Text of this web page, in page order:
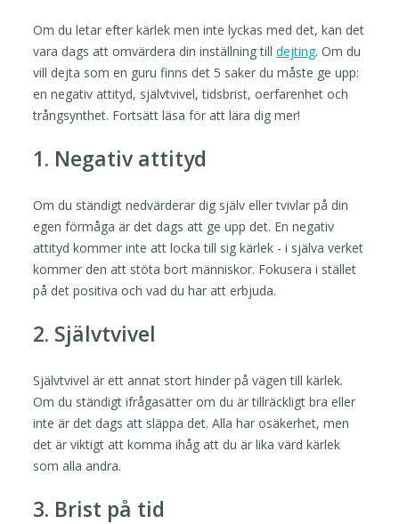
Om du letar efter kärlek men inte lyckas med det, kan det
vara dags att omvärdera din inställning tilldejting. Om du
vill dejta som en guru finns det 5 saker du måste ge upp:
en negativ attityd, självtvivel, tidsbrist, oerfarenhet och
trångsynthet. Fortsätt läsa för att lära dig mer!
1. Negativ attityd
Om du ständigt nedvärderar dig själv eller tvivlar på din
egen förmåga är det dags att ge upp det. En negativ
attityd kommer inte att locka till sig kärlek - i själva verket
kommer den att stöta bort människor. Fokusera i stället
på det positiva och vad du har att erbjuda.
2. Självtvivel
Självtvivel är ett annat stort hinder på vägen till kärlek.
Om du ständigt ifrågasätter om du är tillräckligt bra eller
inte är det dags att släppa det. Alla har osäkerhet, men
det är viktigt att komma ihåg att du är lika värd kärlek
som alla andra.
3. Brist på tid